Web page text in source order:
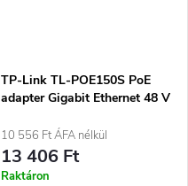
TP-Link TL-POE150S PoE
adapter Gigabit Ethernet 48 V
10 556 Ft ÁFA nélkül
13 406 Ft
Raktáron